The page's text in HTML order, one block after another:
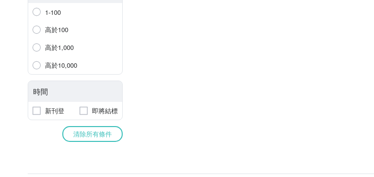
1-100
高於100
高於1,000
高於10,000
時間
新刊登 即將結標
清除所有條件